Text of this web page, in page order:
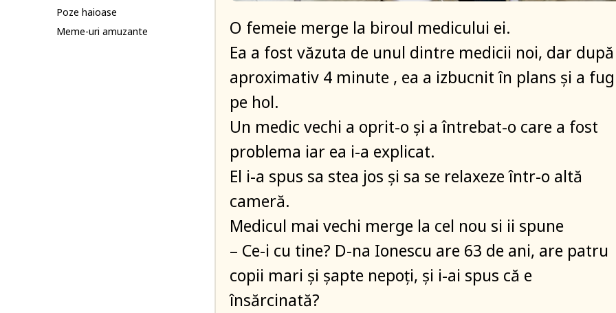
Poze haioase
Meme-uri amuzante
O femeie merge la biroul medicului ei.
Ea a fost văzuta de unul dintre medicii noi, dar după
aproximativ 4 minute , ea a izbucnit în plans și a
pe hol.
Un medic vechi a oprit-o și a întrebat-o care a fost
problema iar ea i-a explicat.
El i-a spus sa stea jos și sa se relaxeze într-o altă
cameră.
Medicul mai vechi merge la cel nou si ii spune
– Ce-i cu tine? D-na Ionescu are 63 de ani, are patru
copii mari și șapte nepoți, și i-ai spus că e
însărcinată?